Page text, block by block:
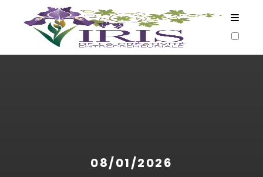
ARTICLES
08/01/2026